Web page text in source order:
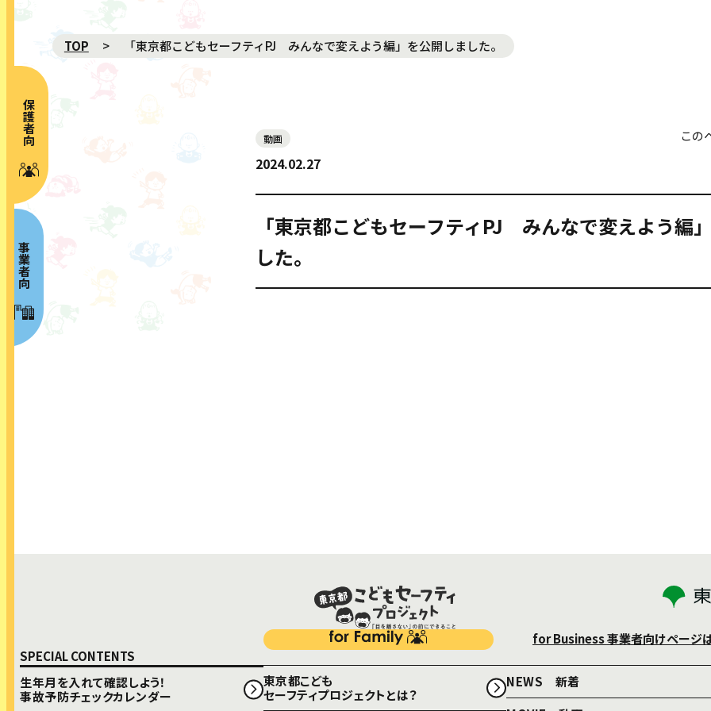
保護者向け
事業者向け
NEWS 新着
ABOUT プロジェクト概要
MOVIE 動画
GALLERY ギャラリー
RISK MAP リスクマップ
SPECIAL CONTENTS
TOP 「東京都こどもセーフティPJ みんなで変えよう編」を公開しました。
動画
2024.02.27
この
「東京都こどもセーフティPJ みんなで変えよう編
した。
for Business事業者向けページ
SPECIAL CONTENTS
生年月を入れて確認しよう！
事故予防チェックカレンダー
東京都こども
セーフティプロジェクトとは？
NEWS 新着